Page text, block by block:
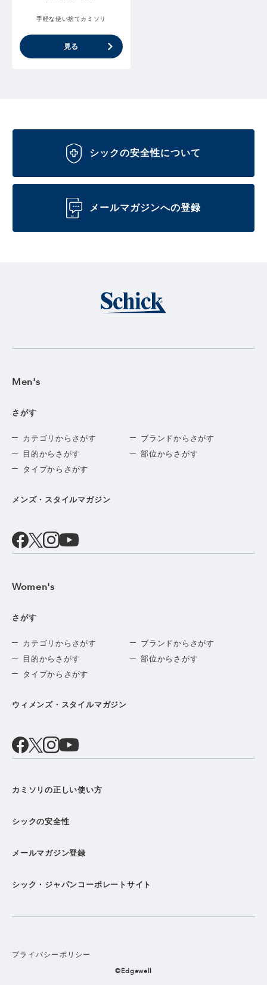
手軽な使い捨てカミソリ
見る
シックの安全性について
メールマガジンへの登録
Men's
さがす
カテゴリからさがす
ブランドからさがす
目的からさがす
部位からさがす
タイプからさがす
メンズ・スタイルマガジン
Women's
さがす
カテゴリからさがす
ブランドからさがす
目的からさがす
部位からさがす
タイプからさがす
ウィメンズ・スタイルマガジン
カミソリの正しい使い方
シックの安全性
メールマガジン登録
シック・ジャパンコーポレートサイト
プライバシーポリシー
©Edgewell